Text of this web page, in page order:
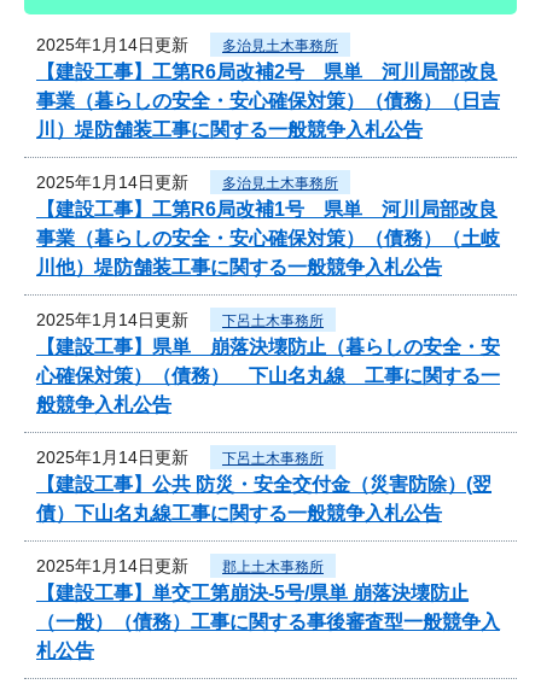
2025年1月14日更新 多治見土木事務所
【建設工事】工第R6局改補2号 県単 河川局部改良
事業（暮らしの安全・安心確保対策）（債務）（日吉
川）堤防舗装工事に関する一般競争入札公告
2025年1月14日更新 多治見土木事務所
【建設工事】工第R6局改補1号 県単 河川局部改良
事業（暮らしの安全・安心確保対策）（債務）（土岐
川他）堤防舗装工事に関する一般競争入札公告
2025年1月14日更新 下呂土木事務所
【建設工事】県単 崩落決壊防止（暮らしの安全・安
心確保対策）（債務） 下山名丸線 工事に関する一
般競争入札公告
2025年1月14日更新 下呂土木事務所
【建設工事】公共 防災・安全交付金（災害防除）(翌
債）下山名丸線工事に関する一般競争入札公告
2025年1月14日更新 郡上土木事務所
【建設工事】単交工第崩決-5号/県単 崩落決壊防止
（一般）（債務）工事に関する事後審査型一般競争入
札公告